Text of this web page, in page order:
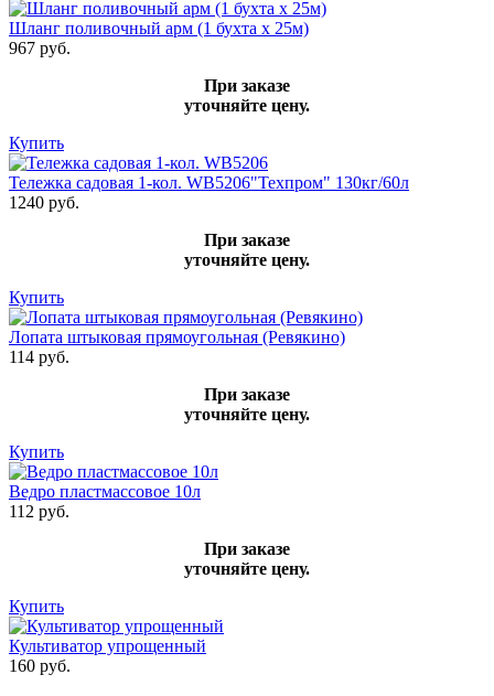
Шланг поливочный арм (1 бухта х 25м)
967 руб.
При заказе
уточняйте цену.
Купить
Тележка садовая 1-кол. WВ5206"Техпром" 130кг/60л
1240 руб.
При заказе
уточняйте цену.
Купить
Лопата штыковая прямоугольная (Ревякино)
114 руб.
При заказе
уточняйте цену.
Купить
Ведро пластмассовое 10л
112 руб.
При заказе
уточняйте цену.
Купить
Культиватор упрощенный
160 руб.